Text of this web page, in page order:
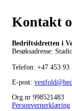
Kontakt
Bedriftsidretten i
Besøksadresse:
Telefon: +47 453 93
E-post:
Org.nr 998521483
Personvernerklæring